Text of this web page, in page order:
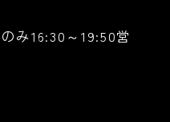
～19:50営